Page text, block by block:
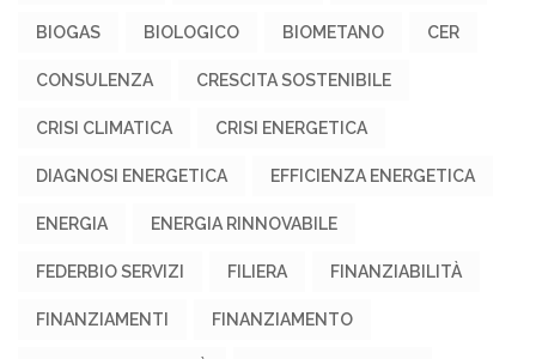
BIOGAS BIOLOGICO BIOMETANO CER
CONSULENZA CRESCITA SOSTENIBILE
CRISI CLIMATICA CRISI ENERGETICA
DIAGNOSI ENERGETICA EFFICIENZA ENERGETICA
ENERGIA ENERGIA RINNOVABILE
FEDERBIO SERVIZI FILIERA FINANZIABILITÀ
FINANZIAMENTI FINANZIAMENTO